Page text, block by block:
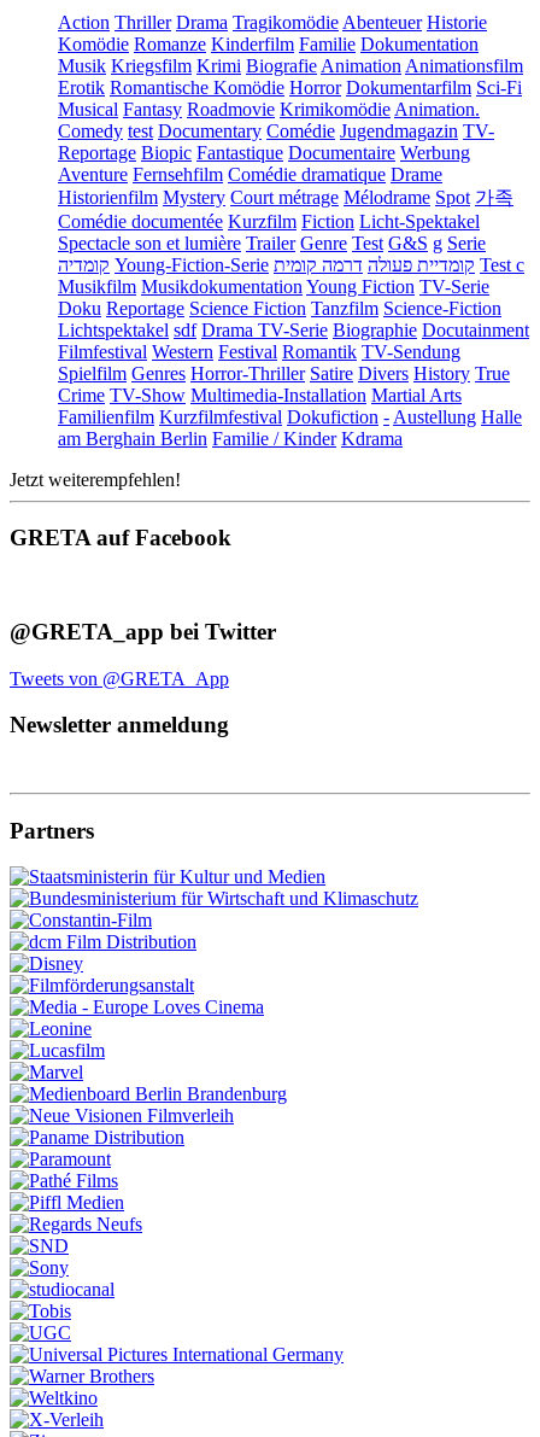
Action Thriller Drama Tragikomödie Abenteuer Historie
Komödie Romanze Kinderfilm Familie Dokumentation
Musik Kriegsfilm Krimi Biografie Animation Animationsfilm
Erotik Romantische Komödie Horror Dokumentarfilm Sci-Fi
Musical Fantasy Roadmovie Krimikomödie Animation.
Comedy test Documentary Comédie Jugendmagazin TV-
Reportage Biopic Fantastique Documentaire Werbung
Aventure Fernsehfilm Comédie dramatique Drame
Historienfilm Mystery Court métrage Mélodrame Spot 가족
Comédie documentée Kurzfilm Fiction Licht-Spektakel
Spectacle son et lumière Trailer Genre Test G&S g Serie
קומדיה Young-Fiction-Serie קומדיית פעולה דרמה קומית
Test c
Musikfilm Musikdokumentation Young Fiction TV-Serie
Doku Reportage Science Fiction Tanzfilm Science-Fiction
Lichtspektakel sdf Drama TV-Serie Biographie Docutainment
Filmfestival Western Festival Romantik TV-Sendung
Spielfilm Genres Horror-Thriller Satire Divers History True
Crime TV-Show Multimedia-Installation Martial Arts
Familienfilm Kurzfilmfestival Dokufiction - Austellung Halle
am Berghain Berlin Familie / Kinder Kdrama
Jetzt weiterempfehlen!
GRETA auf Facebook
@GRETA_app bei Twitter
Tweets von @GRETA_App
Newsletter anmeldung
Partners